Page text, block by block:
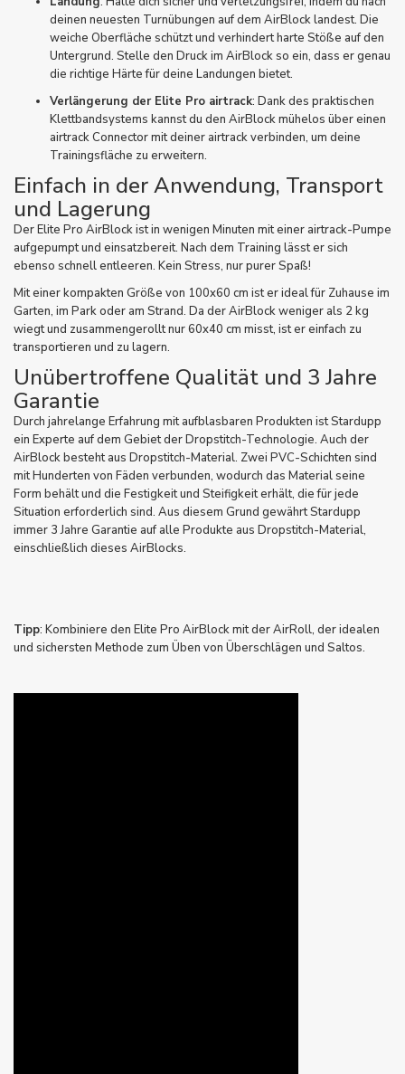
deinen neuesten Turnübungen auf dem AirBlock landest. Die
weiche Oberfläche schützt und verhindert harte Stöße auf den
Untergrund. Stelle den Druck im AirBlock so ein, dass er genau
die richtige Härte für deine Landungen bietet.
Verlängerung der Elite Pro airtrack: Dank des praktischen
Klettbandsystems kannst du den AirBlock mühelos über einen
airtrack Connector mit deiner airtrack verbinden, um deine
Trainingsfläche zu erweitern.
Einfach in der Anwendung, Transport
und Lagerung
Der Elite Pro AirBlock ist in wenigen Minuten mit einer airtrack-Pumpe
aufgepumpt und einsatzbereit. Nach dem Training lässt er sich
ebenso schnell entleeren. Kein Stress, nur purer Spaß!
Mit einer kompakten Größe von 100x60 cm ist er ideal für Zuhause im
Garten, im Park oder am Strand. Da der AirBlock weniger als 2 kg
wiegt und zusammengerollt nur 60x40 cm misst, ist er einfach zu
transportieren und zu lagern.
Unübertroffene Qualität und 3 Jahre
Garantie
Durch jahrelange Erfahrung mit aufblasbaren Produkten ist Stardupp
ein Experte auf dem Gebiet der Dropstitch-Technologie. Auch der
AirBlock besteht aus Dropstitch-Material. Zwei PVC-Schichten sind
mit Hunderten von Fäden verbunden, wodurch das Material seine
Form behält und die Festigkeit und Steifigkeit erhält, die für jede
Situation erforderlich sind. Aus diesem Grund gewährt Stardupp
immer 3 Jahre Garantie auf alle Produkte aus Dropstitch-Material,
einschließlich dieses AirBlocks.
Tipp: Kombiniere den Elite Pro AirBlock mit derAirRoll, der idealen
und sichersten Methode zum Üben von Überschlägen und Saltos.